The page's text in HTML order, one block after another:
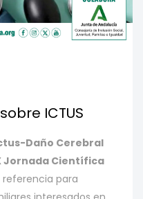
ICTUS
Daño Cerebral
Jornada Científica
para